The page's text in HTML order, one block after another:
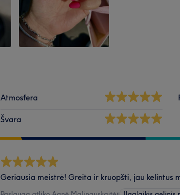
Atmosfera
Švara
Geriausia meistrė! Greita ir kruopšti, jau kelintus